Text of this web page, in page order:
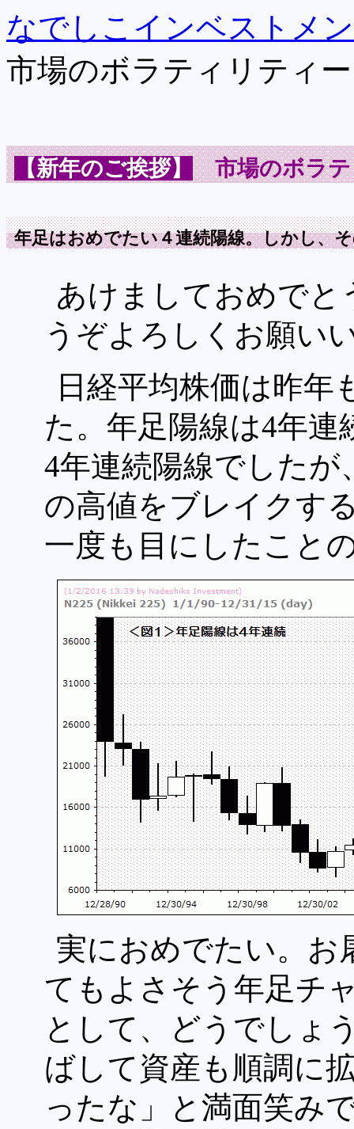
なでしこインベストメ
市場のボラティリティ
【新年のご挨拶】 市場のボラテ
年足はおめでたい４連続陽線。しかし、
あけましておめでと
うぞよろしくお願い
日経平均株価は昨年
た。年足陽線は4年連
4年連続陽線でしたが
の高値をブレイクす
一度も目にしたこと
実におめでたい。お
てもよさそう年足チ
として、どうでしょ
ばして資産も順調に
ったな」と満面笑み